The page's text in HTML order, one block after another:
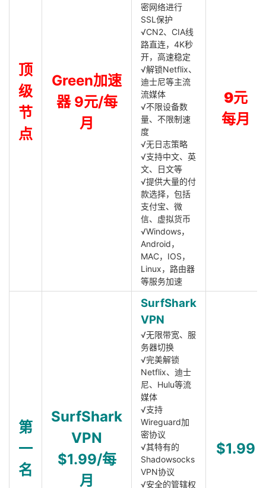
顶
级
节
点
Green加速
器 9元/每
月
密网络进行
SSL保护
√CN2、CIA线
路直连，4K秒
开，高速稳定
√解锁Netflix、
迪士尼等主流
流媒体
√不限设备数
量、不限制速
度
√无日志策略
√支持中文、英
文、日文等
√提供大量的付
款选择，包括
支付宝、微
信、虚拟货币
√Windows，
Android，
MAC，IOS，
Linux，路由器
等服务加速
9元
每月
第
一
名
SurfShark
VPN
$1.99/每
月
SurfShark
VPN
√无限带宽、服
务器切换
√完美解锁
Netflix、迪士
尼、Hulu等流
媒体
√支持
Wireguard加
密协议
√其特有的
Shadowsocks
VPN协议
√安全的管辖权
$1.99